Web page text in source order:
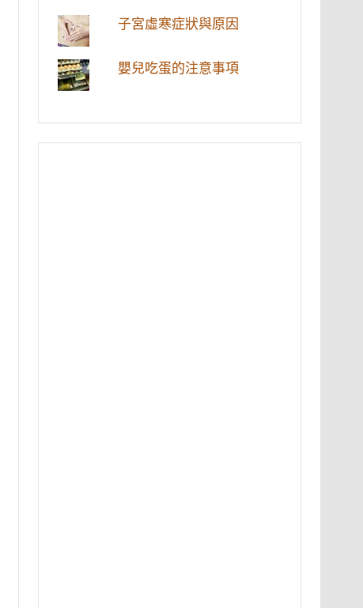
子宮虛寒症狀與原因
嬰兒吃蛋的注意事項